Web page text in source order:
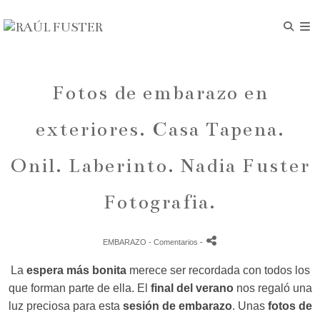
Fotos de embarazo en
exteriores. Casa Tapena.
Onil. Laberinto. Nadia Fuster
Fotografia.
EMBARAZO - Comentarios -
La espera más bonitamerece ser recordada con todos los
que forman parte de ella. El final del veranonos regaló una
luz preciosa para esta sesión de embarazo. Unasfotos de